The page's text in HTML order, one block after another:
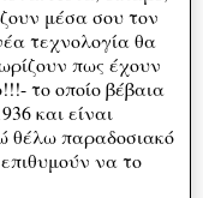
μέσα σου τον
τεχνολογία θα
πως έχουν
το οποίο βέβαια
και είναι
θέλω παραδοσιακό
να το